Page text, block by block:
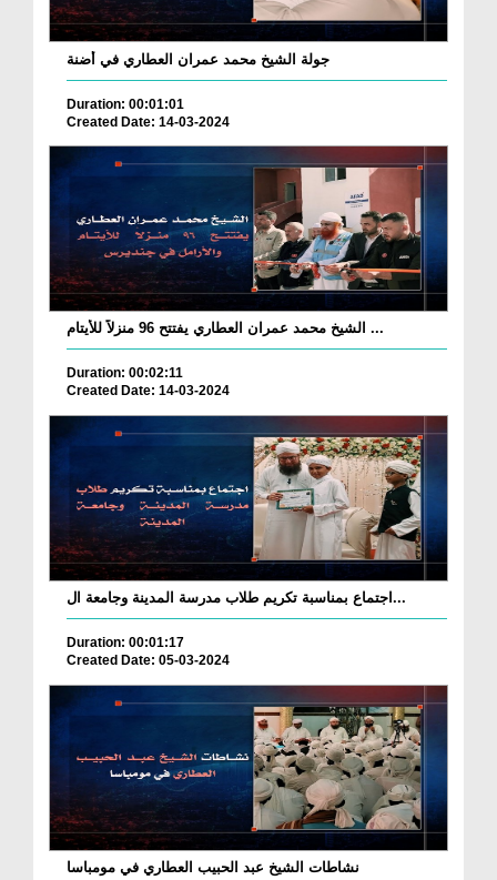
جولة الشيخ محمد عمران العطاري في أضنة
Duration: 00:01:01
Created Date: 14-03-2024
الشيخ محمد عمران العطاري يفتتح 96 منزلاً للأيتام ...
Duration: 00:02:11
Created Date: 14-03-2024
اجتماع بمناسبة تكريم طلاب مدرسة المدينة وجامعة ال...
Duration: 00:01:17
Created Date: 05-03-2024
نشاطات الشيخ عبد الحبيب العطاري في مومباسا